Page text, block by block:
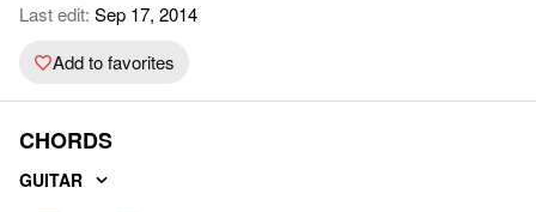
Last edit: Sep 17, 2014
Add to favorites
CHORDS
GUITAR